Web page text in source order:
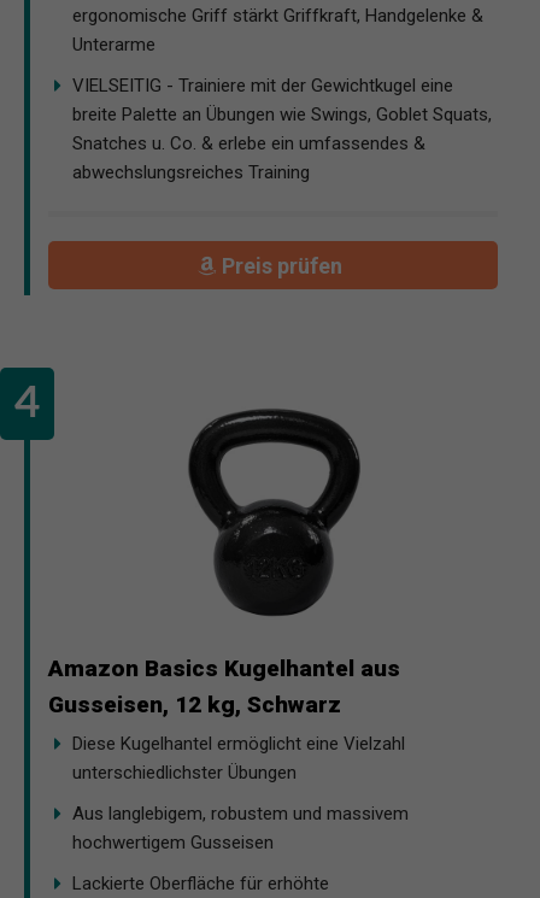
ergonomische Griff stärkt Griffkraft, Handgelenke &
Unterarme
VIELSEITIG - Trainiere mit der Gewichtkugel eine
breite Palette an Übungen wie Swings, Goblet Squats,
Snatches u. Co. & erlebe ein umfassendes &
abwechslungsreiches Training
Preis prüfen
Amazon Basics Kugelhantel aus
Gusseisen, 12 kg, Schwarz
Diese Kugelhantel ermöglicht eine Vielzahl
unterschiedlichster Übungen
Aus langlebigem, robustem und massivem
hochwertigem Gusseisen
Lackierte Oberfläche für erhöhte